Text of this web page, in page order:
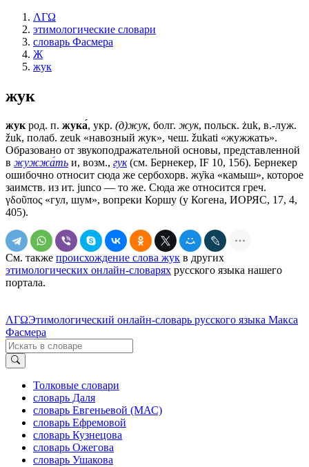
ΛΓΩ
этимологические словари
словарь Фасмера
Ж
жук
жук
жук род. п. жука́, укр. (д)жук, болг. жук, польск. żuk, в.-луж.
žuk, полаб. zeuk «навозный жук», чеш. žukati «жужжать».
Образовано от звукоподражательной основы, представленной
в жужжа́ть и, возм., гук(см. Бернекер, IF 10, 156). Бернекер
ошибочно относит сюда же сербохорв. жу̏ка «камыш», которое
заимств. из ит. junco — то же. Сюда же относится греч.
γδοῦπος «гул, шум», вопреки Коршу (у Когена, ИОРЯС, 17, 4,
405).
См. также происхождение слова жук в других
этимологических онлайн-словарях русского языка нашего
портала.
ΛΓΩЭтимологический онлайн-словарь русского языка Макса
Фасмера
Толковые словари
словарь Даля
словарь Евгеньевой (МАС)
словарь Ефремовой
словарь Кузнецова
словарь Ожегова
словарь Ушакова